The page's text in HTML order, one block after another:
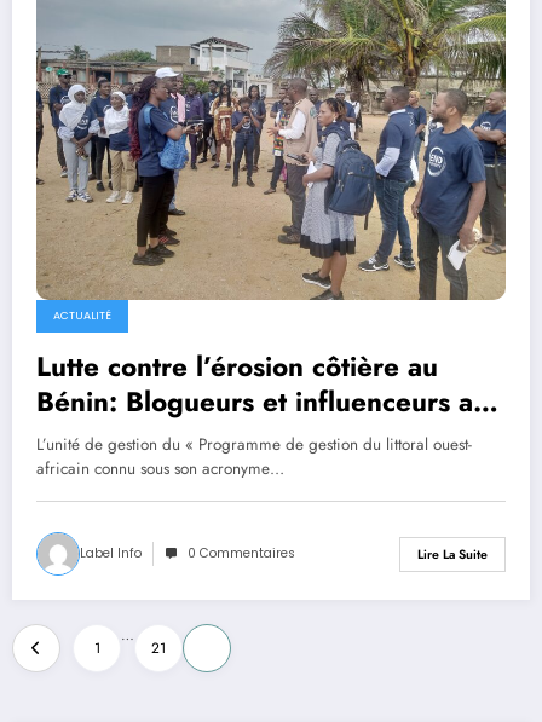
ACTUALITÉ
Lutte contre l’érosion côtière au
Bénin: Blogueurs et influenceurs au
contact des progrès du projet WACA
L’unité de gestion du « Programme de gestion du littoral ouest-
africain connu sous son acronyme…
Label Info 0 Commentaires Lire La Suite
1
…
21